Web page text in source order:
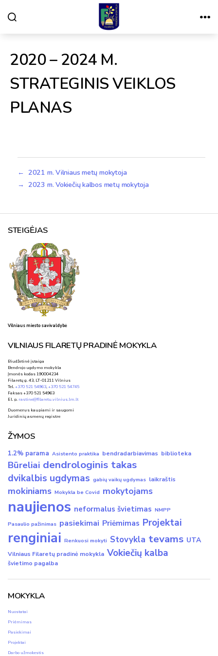
2020 – 2024 M.
STRATEGINIS VEIKLOS
PLANAS
← 2021 m. Vilniaus metų mokytoja
→ 2023 m. Vokiečių kalbos metų mokytoja
STEIGĖJAS
Vilniaus miesto savivaldybė
VILNIAUS FILARETŲ PRADINĖ MOKYKLA
Biudžetinė įstaiga
Bendrojo ugdymo mokykla
Įmonės kodas 190004234
Filaretų g. 43, LT-01211 Vilnius
Tel.+370 521 54963,+370 521 54745
Faksas +370 521 54963
El. p. rastine@filaretu.vilnius.lm.lt
Duomenys kaupiami ir saugomi
Juridinių asmenų registre
ŽYMOS
1.2% parama Asistento praktika bendradarbiavimas biblioteka
Būreliai dendrologinis takas
dvikalbis ugdymas gabių vaikų ugdymas laikraštis
mokiniams Mokykla be Covid mokytojams
naujienos neformalus švietimas NMPP
Pasaulio pažinimas pasiekimai Priėmimas Projektai
renginiai Renkuosi mokyti Stovykla tevams UTA
Vilniaus Filaretų pradinė mokykla Vokiečių kalba
švietimo pagalba
MOKYKLA
Nuostatai
Priėmimas
Pasiekimai
Projektai
Darbo užmokestis